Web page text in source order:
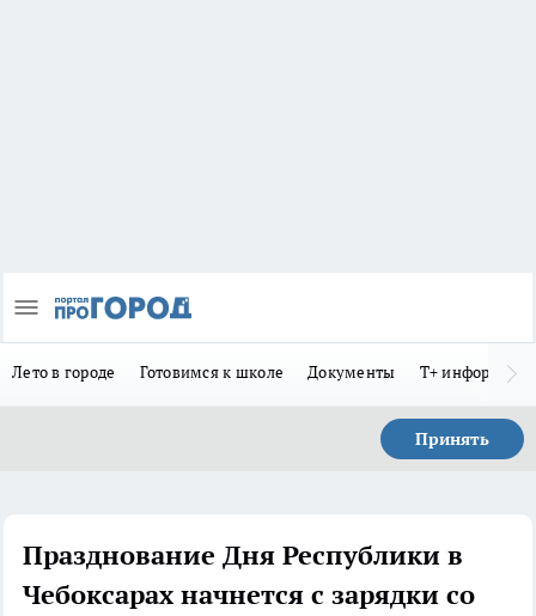
Лето в городе Готовимся к школе Документы Т+
Принять
Празднование Дня Республики в
Чебоксарах начнется с зарядки со